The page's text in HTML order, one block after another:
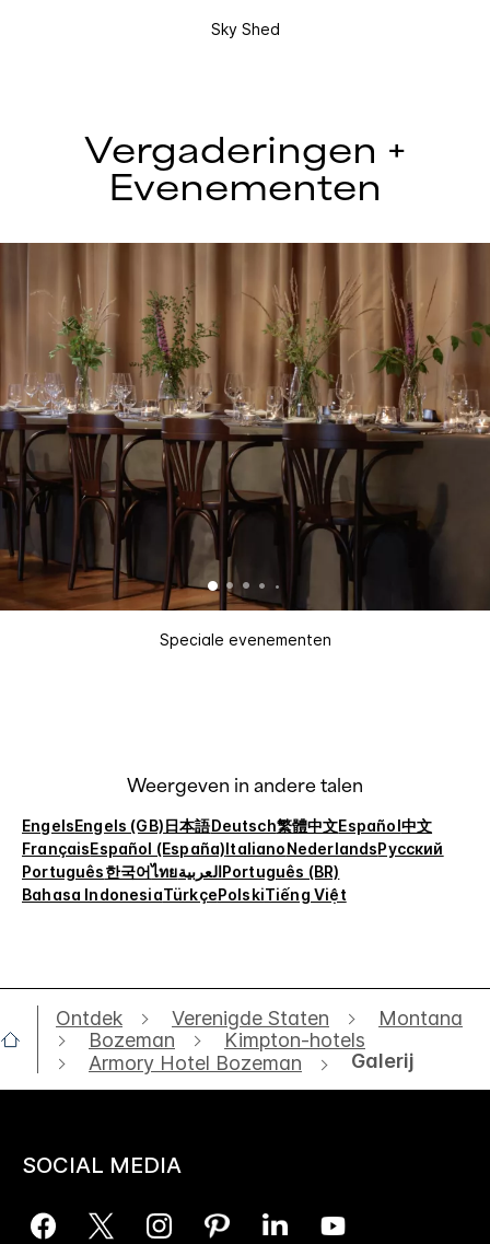
Sky Shed
Vergaderingen +
Evenementen
Speciale evenementen
Weergeven in andere talen
EngelsEngels (GB)日本語Deutsch繁體中文Español中文
FrançaisEspañol (España)ItalianoNederlandsРусский
Português한국어ไทยالعربيةPortuguês (BR)
Bahasa IndonesiaTürkçePolskiTiếng Việt
Ontdek Verenigde Staten
Montana
Bozeman
Kimpton-hotels
Armory Hotel Bozeman
Galerij
SOCIAL MEDIA